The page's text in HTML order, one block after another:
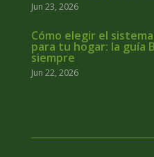
Jun 23, 2026
Cómo elegir el
para tu hogar: la guía
siempre
Jun 22, 2026